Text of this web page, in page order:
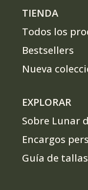
TIENDA
Todos los
Bestsellers
Nueva
EXPLORAR
Sobre Lunar
Encargos
Guía de tallas